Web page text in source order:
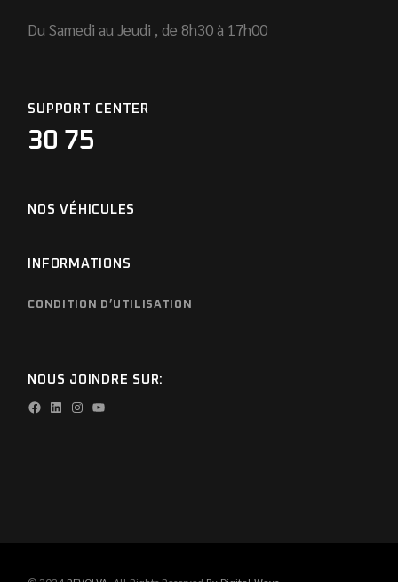
Du Samedi au Jeudi , de 8h30 à 17h00
SUPPORT CENTER
30 75
NOS VÉHICULES
INFORMATIONS
CONDITION D’UTILISATION
NOUS JOINDRE SUR:
Facebook
LinkedIn
Instagram
YouTube